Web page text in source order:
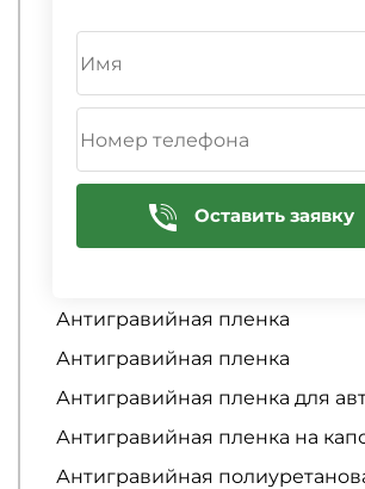
Аквапринт
Антигравийная защита
Антигравийная защита кузова
автомобиля
Антигравийная защита
автомобиля
Антигравийная оклейка
Антигравийная пленка
Антигравийная пленка
Антигравийная пленка для
Антигравийная пленка на
Антигравийная
Оставить заявку